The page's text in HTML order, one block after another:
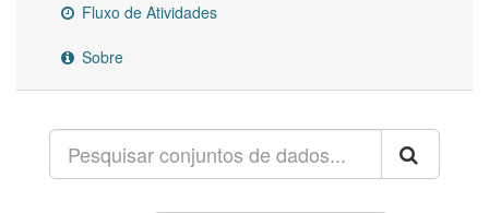
Fluxo de Atividades
Sobre